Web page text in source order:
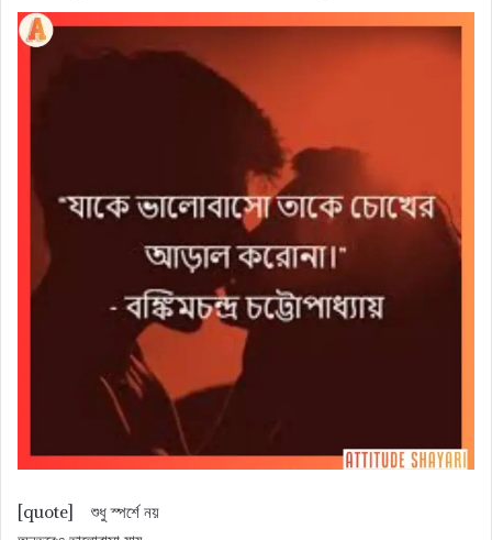
[quote] শুধু স্পর্শে নয়